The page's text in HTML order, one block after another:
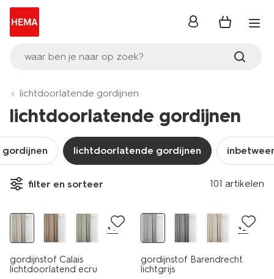
waar ben je naar op zoek?
inloggen
lichtdoorlatende gordijnen
lichtdoorlatende gordijnen
lichtdoorlatende gordijnen
filter en sorteer 101 artikelen
+6
gordijnstof Calais
lichtdoorlatend ecru
+2
gordijnstof Barendrecht
lichtgrijs